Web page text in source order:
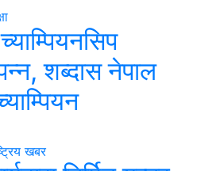
शब्दास नेपाल
खबर